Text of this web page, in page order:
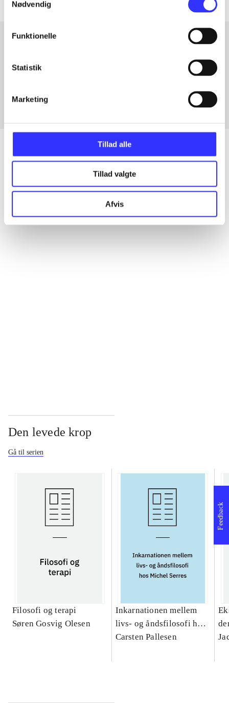
Nødvendig
Funktionelle
Statistik
Marketing
Tillad alle
Tillad valgte
Afvis
Artikler med samme emner
Alle registrerede artikler fordelt på udgivelser
Den levede krop
Gå til serien
Filosofi og terapi
Søren Gosvig Olesen
Inkarnationen mellem
livs- og åndsfilosofi hos
Michel Serres : et
Carsten Pallesen
Feedback